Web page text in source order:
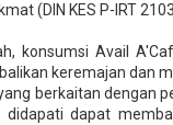
(DIN KES P-IRT
konsumsi Avail
keremajan dan
berkaitan dengan
dapat